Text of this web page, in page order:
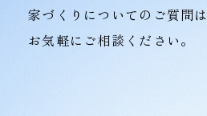
家づくりについてのご質問は
お気軽にご相談ください。